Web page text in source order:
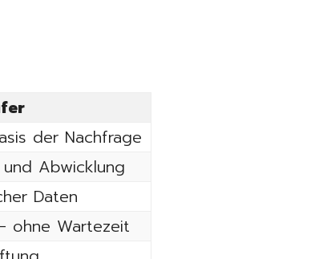
der Nachfrage
Abwicklung
Daten
ohne Wartezeit